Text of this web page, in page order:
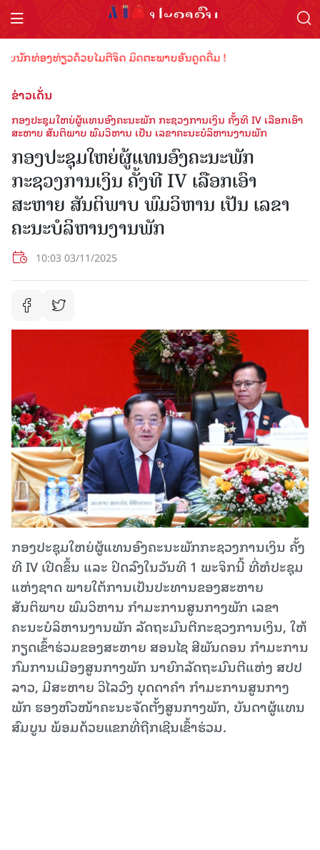
ທ່ອງທ່ຽວດ້ວຍໄມຕີຈິດ ມິດຕະພາບອັນດູດດື່ມ !
ຂ່າວເດັ່ນ
ກອງປະຊຸມໃຫຍ່ຜູ້ແທນອົງຄະນະພັກ ກະຊວງການເງິນ ຄັ້ງທີ IV ເລືອກເອົາ
ສະຫາຍ ສັນຕິພາບ ພົມວິຫານ ເປັນ ເລຂາຄະນະບໍລິຫານງານພັກ
ກອງປະຊຸມໃຫຍ່ຜູ້ແທນອົງຄະນະພັກ
ກະຊວງການເງິນ ຄັ້ງທີ IV ເລືອກເອົາ
ສະຫາຍ ສັນຕິພາບ ພົມວິຫານ ເປັນ ເລຂາ
ຄະນະບໍລິຫານງານພັກ
10:03 03/11/2025
ກອງປະຊຸມໃຫຍ່ຜູ້ແທນອົງຄະນະພັກກະຊວງການເງິນ ຄັ້ງ
ທີ IV ເປີດຂຶ້ນ ແລະ ປິດລົງໃນວັນທີ 1 ພະຈິກນີ້ ທີ່ຫໍປະຊຸມ
ແຫ່ງຊາດ ພາຍໃຕ້ການເປັນປະທານຂອງສະຫາຍ
ສັນຕິພາບ ພົມວິຫານ ກຳມະການສູນກາງພັກ ເລຂາ
ຄະນະບໍລິຫານງານພັກ ລັດຖະມົນຕີກະຊວງການເງິນ, ໃຫ້
ກຽດເຂົ້າຮ່ວມຂອງສະຫາຍ ສອນໄຊ ສີພັນດອນ ກຳມະການ
ກົມການເມືອງສູນກາງພັກ ນາຍົກລັດຖະມົນຕີແຫ່ງ ສປປ
ລາວ, ມີສະຫາຍ ວິໄລວົງ ບຸດດາຄໍາ ກຳມະການສູນກາງ
ພັກ ຮອງຫົວໜ້າຄະນະຈັດຕັ້ງສູນກາງພັກ, ບັນດາຜູ້ແທນ
ສົມບູນ ພ້ອມດ້ວຍແຂກທີ່ຖືກເຊີນເຂົ້າຮ່ວມ.